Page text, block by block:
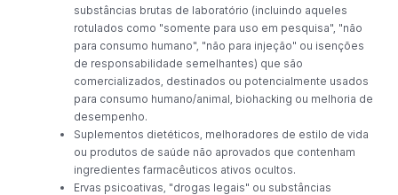
substâncias brutas de laboratório (incluindo aqueles
rotulados como "somente para uso em pesquisa", "não
para consumo humano", "não para injeção" ou isenções
de responsabilidade semelhantes) que são
comercializados, destinados ou potencialmente usados ​​
para consumo humano/animal, biohacking ou melhoria de
desempenho.
Suplementos dietéticos, melhoradores de estilo de vida
ou produtos de saúde não aprovados que contenham
ingredientes farmacêuticos ativos ocultos.
Ervas psicoativas, "drogas legais" ou substâncias